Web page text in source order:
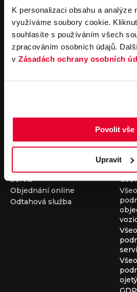
K personalizaci obsahu a analýze
využíváme soubory cookie.
souhlasíte s používáním všech
zpracováním osobních údajů.
v Zásadách ochrany osobních
Povolit vše
Upravit
Koupit vůz
Koupit nový vůz
Koupit ojetý vůz
Koupit užitkový vůz
Koupit obytný vůz
Servis
Objednání online
Odtahová služba